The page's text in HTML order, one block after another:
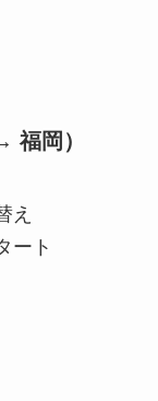
福岡）
え
ート